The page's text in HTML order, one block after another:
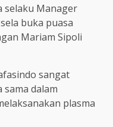
selaku Manager
buka puasa
Mariam Sipoli
sangat
dalam
plasma